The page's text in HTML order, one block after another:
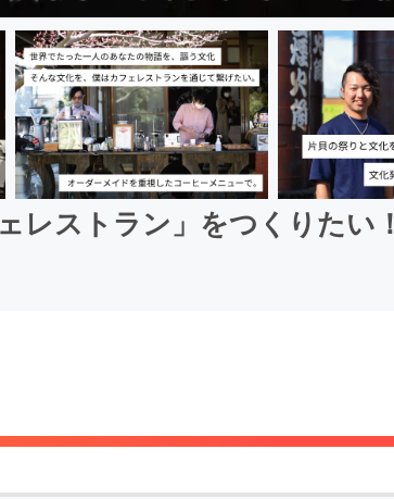
レストラン」をつくりたい！